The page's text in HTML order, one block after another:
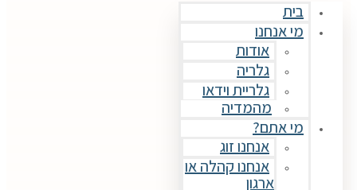
בית
מי אנחנו
אודות
גלריה
גלריית וידאו
מהמדיה
מי אתם?
אנחנו זוג
אנחנו קהלה או
ארגון